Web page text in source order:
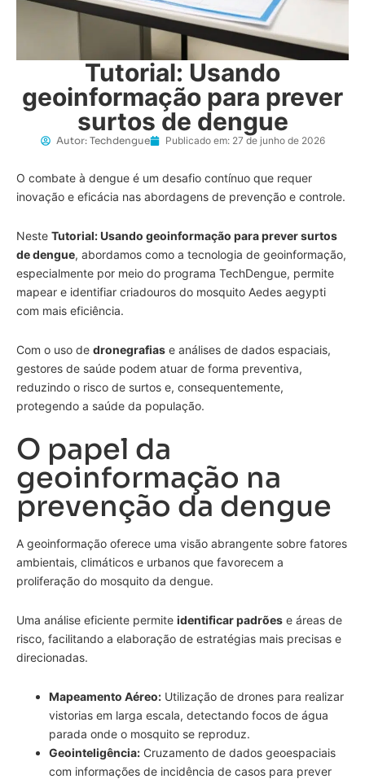
Tutorial: Usando
geoinformação para prever
surtos de dengue
Autor:Techdengue Publicado em: 27 de junho de 2026
O combate à dengue é um desafio contínuo que requer
inovação e eficácia nas abordagens de prevenção e controle.
Neste Tutorial: Usando geoinformação para prever surtos
de dengue, abordamos como a tecnologia de geoinformação,
especialmente por meio do programa TechDengue, permite
mapear e identifiar criadouros do mosquito Aedes aegypti
com mais eficiência.
Com o uso de dronegrafias e análises de dados espaciais,
gestores de saúde podem atuar de forma preventiva,
reduzindo o risco de surtos e, consequentemente,
protegendo a saúde da população.
O papel da
geoinformação na
prevenção da dengue
A geoinformação oferece uma visão abrangente sobre fatores
ambientais, climáticos e urbanos que favorecem a
proliferação do mosquito da dengue.
Uma análise eficiente permite identificar padrões e áreas de
risco, facilitando a elaboração de estratégias mais precisas e
direcionadas.
Mapeamento Aéreo: Utilização de drones para realizar
vistorias em larga escala, detectando focos de água
parada onde o mosquito se reproduz.
Geointeligência: Cruzamento de dados geoespaciais
com informações de incidência de casos para prever